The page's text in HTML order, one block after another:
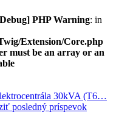
PHP Warning: in
Extension/Core.php
must be an array or an
30kVA (T6…
posledný príspevok